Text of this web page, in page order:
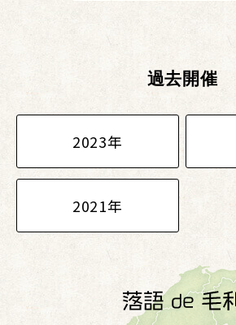
過去開催
2023年
2021年